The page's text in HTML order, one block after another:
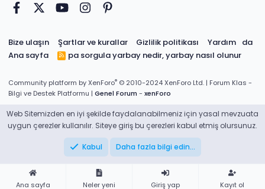
Facebook
Twitter youtubeInstagram
Bize ulaşın Şartlar ve kurallar Gizlilik politikası
Yardım
Ana sayfa
da
pa sorgulayarbay nedir, yarbay nasıl olunur
R
S
Community platform by XenForo® © 2010-2024 XenForo Ltd. | Forum Klas -
Bilgi ve Destek Platformu | Genel Forum - xenForo
Web Sitemizden en iyi şekilde faydalanabilmeniz için yasal mevzuata
uygun çerezler kullanılır. Siteye giriş bu çerezleri kabul etmiş olursunuz.
Kabul Daha fazla bilgi edin…
Ana sayfa Neler yeni Giriş yap Kayıt ol